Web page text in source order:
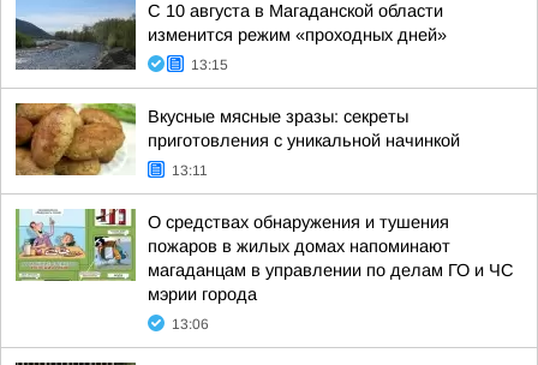
С 10 августа в Магаданской области
изменится режим «проходных дней»
13:15
Вкусные мясные зразы: секреты
приготовления с уникальной начинкой
13:11
О средствах обнаружения и тушения
пожаров в жилых домах напоминают
магаданцам в управлении по делам ГО и ЧС
мэрии города
13:06